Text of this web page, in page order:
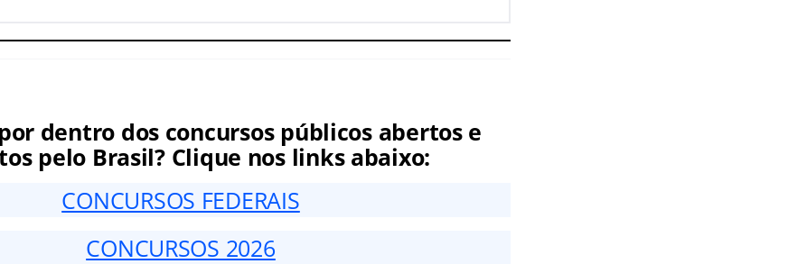
dentro dos concursos públicos abertos e
pelo Brasil? Clique nos links abaixo:
CONCURSOS FEDERAIS
CONCURSOS 2026